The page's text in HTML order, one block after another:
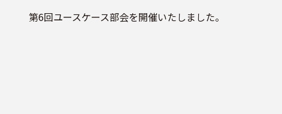
第6回ユースケース部会を開催いたしました。